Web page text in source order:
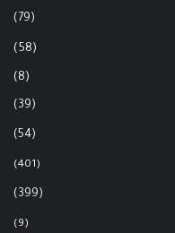
(79)
(58)
(8)
(39)
(54)
(401)
(399)
(9)